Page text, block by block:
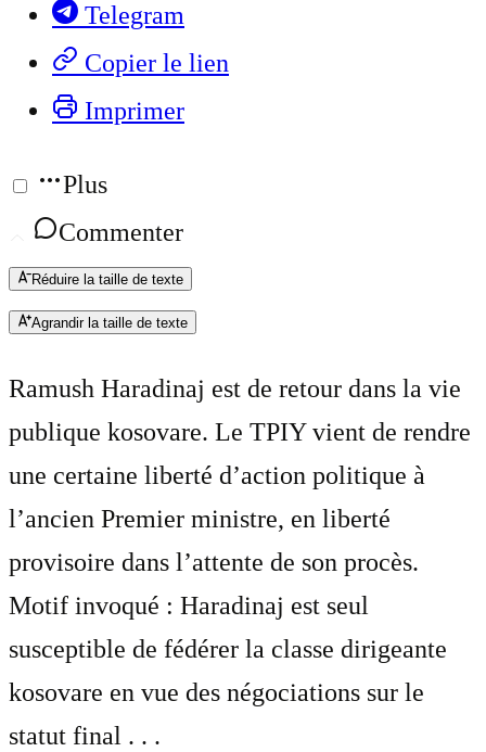
Telegram
Copier le lien
Imprimer
Plus
Commenter
Réduire la taille de texte
Agrandir la taille de texte
Ramush Haradinaj est de retour dans la vie
publique kosovare. Le TPIY vient de rendre
une certaine liberté d’action politique à
l’ancien Premier ministre, en liberté
provisoire dans l’attente de son procès.
Motif invoqué : Haradinaj est seul
susceptible de fédérer la classe dirigeante
kosovare en vue des négociations sur le
statut final . . .